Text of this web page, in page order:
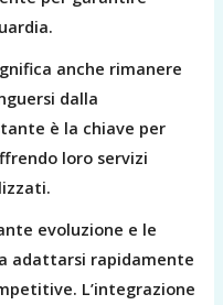
anche rimanere
dalla
è la chiave per
loro servizi
evoluzione e le
adattarsi rapidamente
L’integrazione